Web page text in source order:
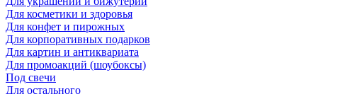
Для косметики и здоровья
Для конфет и пирожных
Для корпоративных подарков
Для картин и антиквариата
Для промоакций (шоубоксы)
Под свечи
Для остального